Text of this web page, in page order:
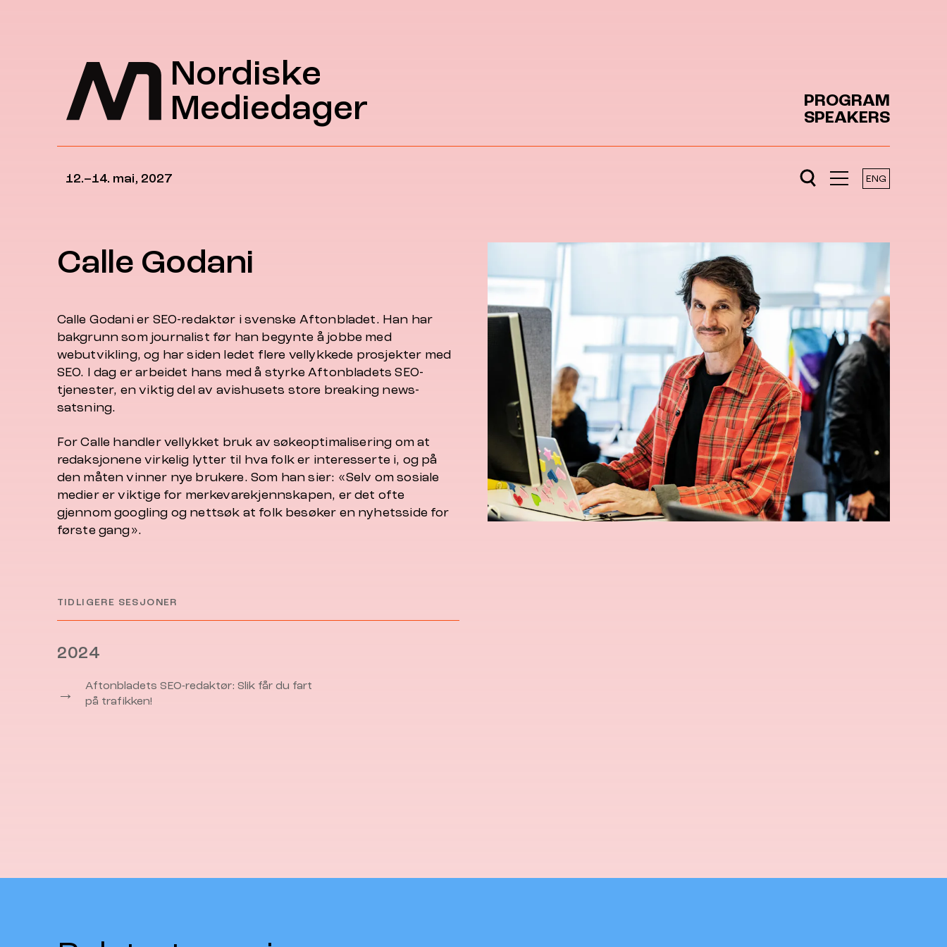
Nordiske
Mediedager
PROGRAM
SPEAKERS
12.–14. mai, 2027 ENG
Calle Godani
Calle Godani er SEO-redaktør i svenske Aftonbladet. Han har
bakgrunn som journalist før han begynte å jobbe med
webutvikling, og har siden ledet flere vellykkede prosjekter med
SEO. I dag er arbeidet hans med å styrke Aftonbladets SEO-
tjenester, en viktig del av avishusets store breaking news-
satsning.
For Calle handler vellykket bruk av søkeoptimalisering om at
redaksjonene virkelig lytter til hva folk er interesserte i, og på
den måten vinner nye brukere. Som han sier: «Selv om sosiale
medier er viktige for merkevarekjennskapen, er det ofte
gjennom googling og nettsøk at folk besøker en nyhetsside for
første gang».
TIDLIGERE SESJONER
2024
→
Aftonbladets SEO-redaktør: Slik får du fart
på trafikken!